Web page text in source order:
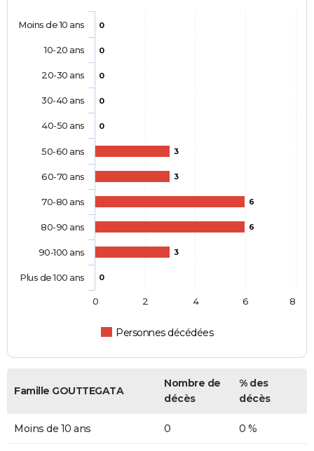
0
0
0
0
0
3
3
6
6
3
0
Personnes décédées
Moins de 10 ans
10-20 ans
20-30 ans
30-40 ans
40-50 ans
50-60 ans
60-70 ans
70-80 ans
80-90 ans
90-100 ans
Plus de 100 ans
0 2 4 6 8
Famille GOUTTEGATA
Nombre de
décès
% des
décès
Moins de 10 ans 0 0 %